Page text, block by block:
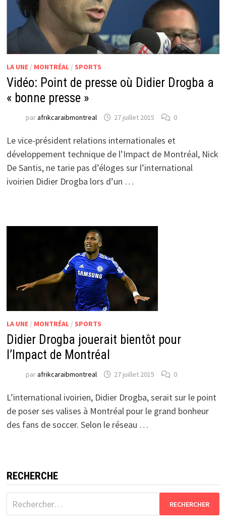
LA UNE/ MONTRÉAL/ SPORTS
Vidéo: Point de presse où Didier Drogba a
« bonne presse »
parafrikcaraibmontreal 27 juillet 2015 0
Le vice-président relations internationales et
développement technique de l’Impact de Montréal, Nick
De Santis, ne tarie pas d’éloges sur l’international
ivoirien Didier Drogba lors d’un …
LA UNE/ MONTRÉAL/ SPORTS
Didier Drogba jouerait bientôt pour
l’Impact de Montréal
parafrikcaraibmontreal 27 juillet 2015 0
L’international ivoirien, Didier Drogba, serait sur le point
de poser ses valises à Montréal pour le grand bonheur
des fans de soccer. Selon le réseau …
RECHERCHE
Rechercher :